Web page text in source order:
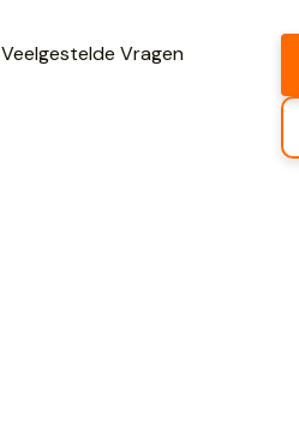
Veelgestelde Vragen